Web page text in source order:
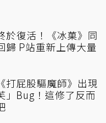
於復活！《冰菓》同
歸 P站重新上傳大量
打屁股驅魔師》出現
」Bug！這修了反而